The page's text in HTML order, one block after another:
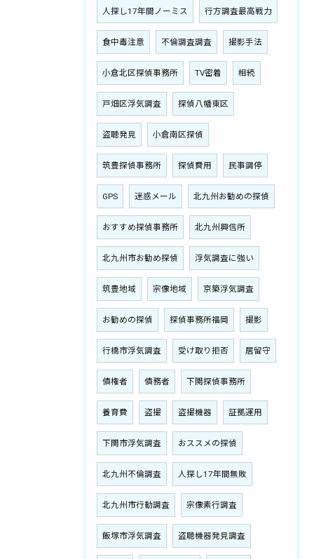
人探し17年間ノーミス 行方調査最高戦力
食中毒注意 不倫調査調査 撮影手法
小倉北区探偵事務所 TV密着 相続
戸畑区浮気調査 探偵八幡東区
盗聴発見 小倉南区探偵
筑豊探偵事務所 探偵費用 民事調停
GPS 迷惑メール 北九州お勧めの探偵
おすすめ探偵事務所 北九州興信所
北九州市お勧め探偵 浮気調査に強い
筑豊地域 宗像地域 京築浮気調査
お勧めの探偵 探偵事務所福岡 撮影
行橋市浮気調査 受け取り拒否 居留守
債権者 債務者 下関探偵事務所
養育費 盗撮 盗撮機器 証拠運用
下関市浮気調査 おススメの探偵
北九州不倫調査 人探し17年間無敗
北九州市行動調査 宗像素行調査
飯塚市浮気調査 盗聴機器発見調査